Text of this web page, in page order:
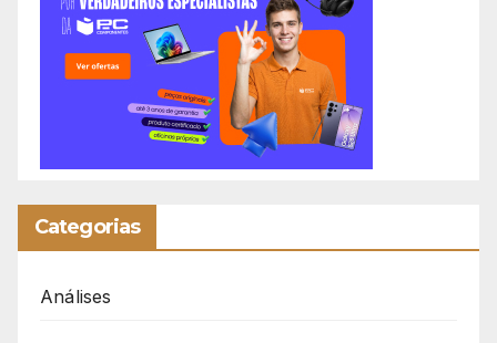
Categorias
Análises